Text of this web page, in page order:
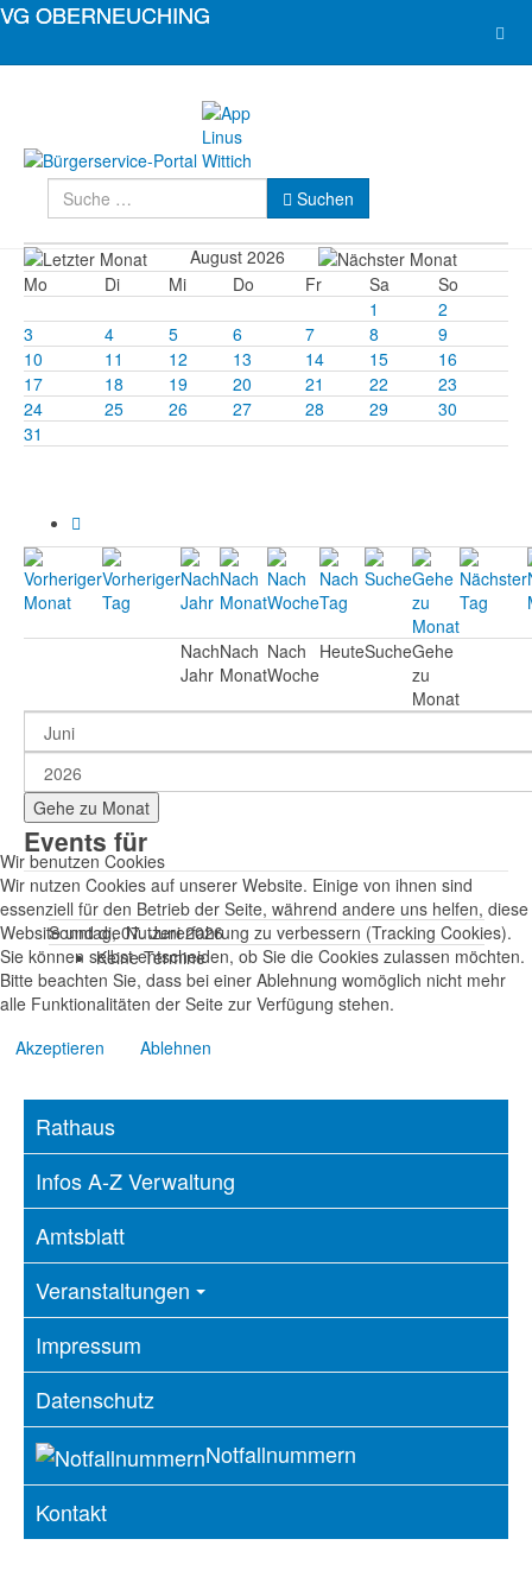
Suchen Suchen
August 2026
Mo
Di Mi Do Fr Sa
So
1
2
3
4 5 6 7 8
9
10
11 12 13 14 15
16
17
18 19 20 21 22
23
24
25 26 27 28 29
30
31
Nach
Jahr
Nach
Monat
Nach
Woche
HeuteSucheGehe
zu
Monat
Gehe zu Monat
Events für
Sonntag, 07. Juni 2026
Keine Termine
Rathaus
Infos A-Z Verwaltung
Amtsblatt
Veranstaltungen
Impressum
Datenschutz
Notfallnummern
Kontakt
Wir benutzen Cookies
Wir nutzen Cookies auf unserer Website. Einige von ihnen sind
essenziell für den Betrieb der Seite, während andere uns helfen, diese
Website und die Nutzererfahrung zu verbessern (Tracking Cookies).
Sie können selbst entscheiden, ob Sie die Cookies zulassen möchten.
Bitte beachten Sie, dass bei einer Ablehnung womöglich nicht mehr
alle Funktionalitäten der Seite zur Verfügung stehen.
Akzeptieren
Ablehnen